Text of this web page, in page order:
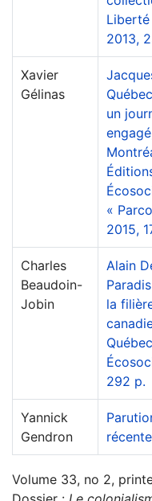
2013,
Xavier
Gélinas
un
«
2015,
Charles
Beaudoin-
Jobin
Alain
la
292 p.
Yannick
Gendron
Volume 33, no 2,